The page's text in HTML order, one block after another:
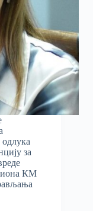
одлука
за
КМ